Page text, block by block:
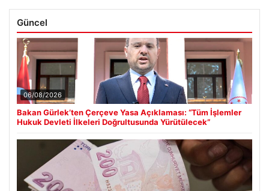
Güncel
06/08/2026
Bakan Gürlek’ten Çerçeve Yasa Açıklaması: “Tüm İşlemler
Hukuk Devleti İlkeleri Doğrultusunda Yürütülecek”